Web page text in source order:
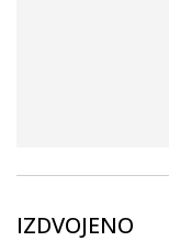
IZDVOJENO